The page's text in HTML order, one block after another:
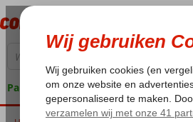
Pakketgarantie